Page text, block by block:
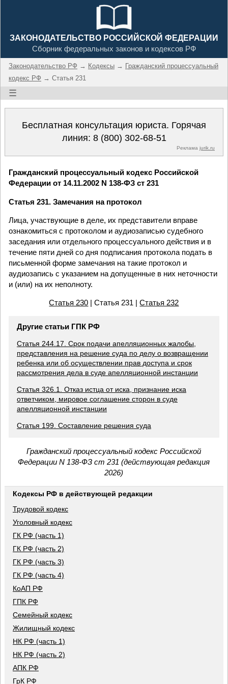
ЗАКОНОДАТЕЛЬСТВО РОССИЙСКОЙ ФЕДЕРАЦИИ
Сборник федеральных законов и кодексов РФ
Законодательство РФ → Кодексы → Гражданский процессуальный
кодекс РФ → Статья 231
☰
Бесплатная консультация юриста. Горячая
линия: 8 (800) 302-68-51
Реклама jurik.ru
Гражданский процессуальный кодекс Российской
Федерации от 14.11.2002 N 138-ФЗ ст 231
Статья 231. Замечания на протокол
Лица, участвующие в деле, их представители вправе
ознакомиться с протоколом и аудиозаписью судебного
заседания или отдельного процессуального действия и в
течение пяти дней со дня подписания протокола подать в
письменной форме замечания на такие протокол и
аудиозапись с указанием на допущенные в них неточности
и (или) на их неполноту.
Статья 230 | Статья 231 |Статья 232
Другие статьи ГПК РФ
Статья 244.17. Срок подачи апелляционных жалобы,
представления на решение суда по делу о возвращении
ребенка или об осуществлении прав доступа и срок
рассмотрения дела в суде апелляционной инстанции
Статья 326.1. Отказ истца от иска, признание иска
ответчиком, мировое соглашение сторон в суде
апелляционной инстанции
Статья 199. Составление решения суда
Гражданский процессуальный кодекс Российской
Федерации N 138-ФЗ ст 231 (действующая редакция
2026)
Кодексы РФ в действующей редакции
Трудовой кодекс
Уголовный кодекс
ГК РФ (часть 1)
ГК РФ (часть 2)
ГК РФ (часть 3)
ГК РФ (часть 4)
КоАП РФ
ГПК РФ
Семейный кодекс
Жилищный кодекс
НК РФ (часть 1)
НК РФ (часть 2)
АПК РФ
ГрК РФ